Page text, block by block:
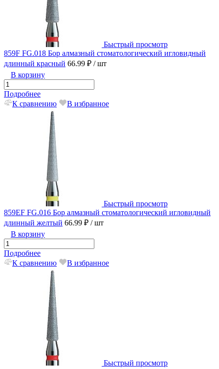
Быстрый просмотр
859F FG.018 Бор алмазный стоматологический игловидный
длинный красный 66.99 ₽ / шт
В корзину
Подробнее
К сравнению
В избранное
Быстрый просмотр
859EF FG.016 Бор алмазный стоматологический игловидный
длинный желтый 66.99 ₽ / шт
В корзину
Подробнее
К сравнению
В избранное
Быстрый просмотр